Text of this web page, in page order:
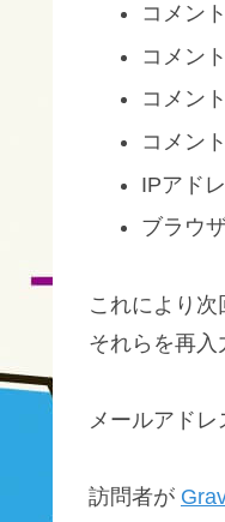
コメン
コメン
コメン
コメン
IPアド
ブラウ
これにより
それらを再入
メールアドレ
訪問者が